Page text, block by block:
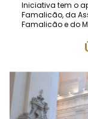
Iniciativa tem o
Famalicão, da
Famalicão e do